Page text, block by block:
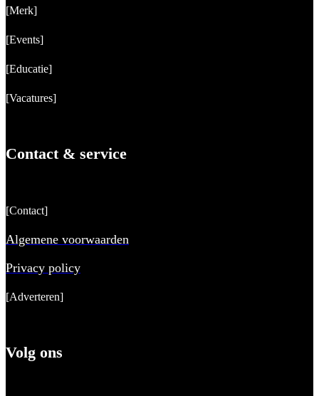
[Merk]
[Events]
[Educatie]
[Vacatures]
Contact & service
[Contact]
Algemene voorwaarden
Privacy policy
[Adverteren]
Volg ons